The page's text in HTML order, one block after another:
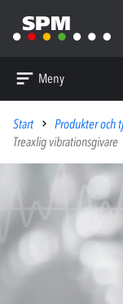
Meny
Start Produkter och
Treaxlig vibrationsgivare